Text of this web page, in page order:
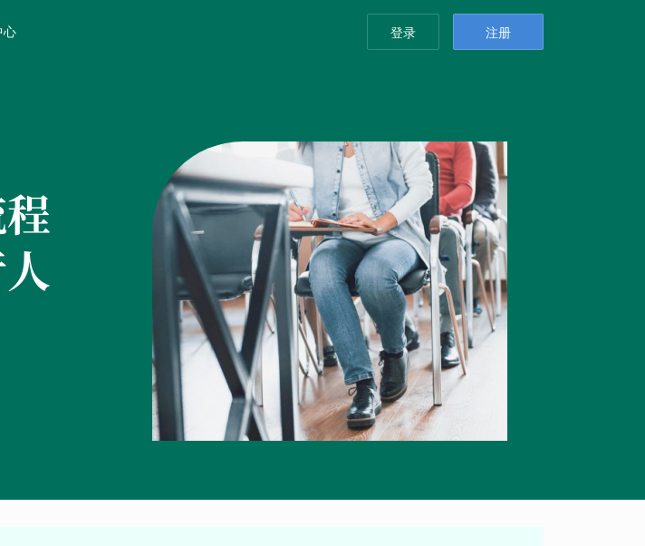
心 登录 注册